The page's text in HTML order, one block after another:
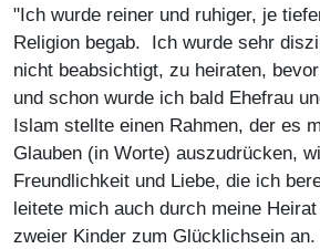
"Ich wurde reiner und ruhiger, je
Religion begab. Ich wurde sehr
nicht beabsichtigt, zu heiraten,
und schon wurde ich bald Ehefrau
Islam stellte einen Rahmen, der es
Glauben (in Worte) auszudrücken,
Freundlichkeit und Liebe, die ich
leitete mich auch durch meine
zweier Kinder zum Glücklichsein